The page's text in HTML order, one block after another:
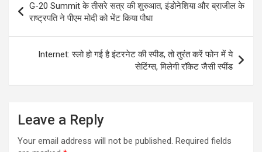
navigation
G-20 Summit के तीसरे सत्र की शुरुआत, इंडोनेशिया और ब्राजील के
राष्ट्रपति ने पीएम मोदी को भेंट किया पौधा
Internet: स्लो हो गई है इंटरनेट की स्पीड, तो तुरंत करें फोन में ये
सेटिंग्स, मिलेगी रॉकेट जैसी स्पींड
Leave a Reply
Your email address will not be published. Required fields